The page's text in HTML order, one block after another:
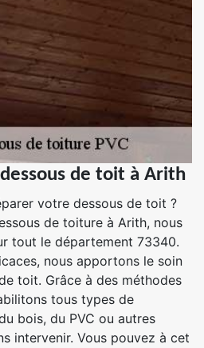
de toit à Arith
votre dessous de toit ?
de toiture à Arith, nous
tout le département 73340.
nous apportons le soin
toit. Grâce à des méthodes
tous types de
bois, du PVC ou autres
intervenir. Vous pouvez à cet